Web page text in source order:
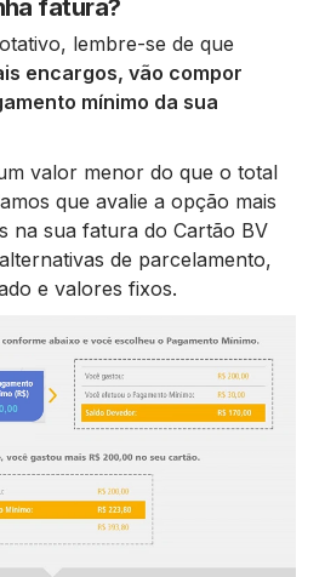
fatura?
lembre-se de que
encargos, vão compor
mínimo da sua
valor menor do que o total
que avalie a opção mais
na sua fatura do Cartão BV
de parcelamento,
e valores fixos.